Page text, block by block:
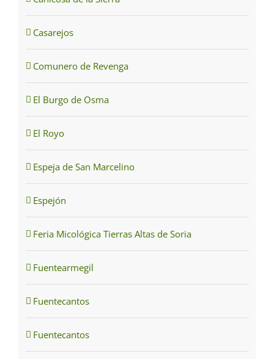
Casarejos
Comunero de Revenga
El Burgo de Osma
El Royo
Espeja de San Marcelino
Espejón
Feria Micológica Tierras Altas de Soria
Fuentearmegil
Fuentecantos
Fuentecantos